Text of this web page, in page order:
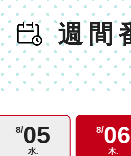
週間
8/05
水.
8/06
木.